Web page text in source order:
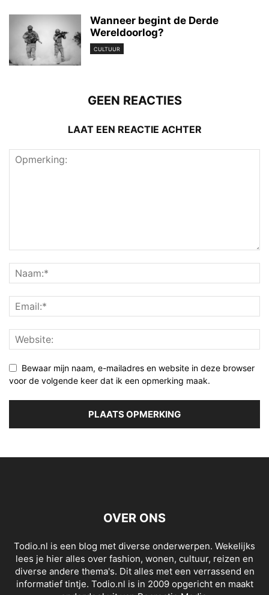
Wanneer begint de Derde
Wereldoorlog?
CULTUUR
GEEN REACTIES
LAAT EEN REACTIE ACHTER
Bewaar mijn naam, e-mailadres en website in deze browser
voor de volgende keer dat ik een opmerking maak.
OVER ONS
Todio.nl is een blog met diverse onderwerpen. Wekelijks
lees je hier alles over fashion, wonen, cultuur, reizen en
diverse andere thema's. Dit alles met een verrassend en
informatief tintje. Todio.nl is in 2009 opgericht en maakt